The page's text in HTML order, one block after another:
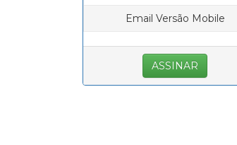
Email Versão Mobile
ASSINAR